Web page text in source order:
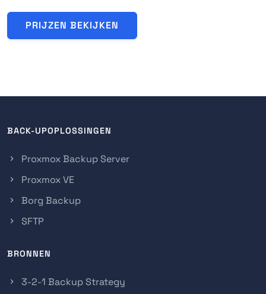
PRIJZEN BEKIJKEN
BACK-UPOPLOSSINGEN
Proxmox Backup Server
Proxmox VE
Borg Backup
SFTP
BRONNEN
3-2-1 Backup Strategy